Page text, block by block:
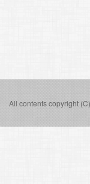
All contents copyright